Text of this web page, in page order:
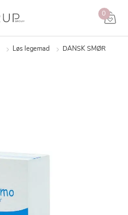
0
Løs legemad DANSK SMØR